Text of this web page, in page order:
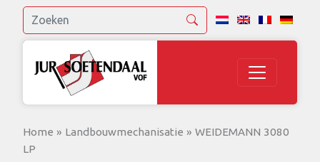
Home » Landbouwmechanisatie » WEIDEMANN 3080
LP